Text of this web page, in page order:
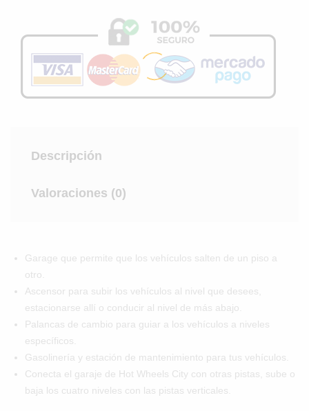
Descripción
Valoraciones (0)
Garage que permite que los vehículos salten de un piso a
otro.
Ascensor para subir los vehículos al nivel que desees,
estacionarse allí o conducir al nivel de más abajo.
Palancas de cambio para guiar a los vehículos a niveles
específicos.
Gasolinería y estación de mantenimiento para tus vehículos.
Conecta el garaje de Hot Wheels City con otras pistas, sube o
baja los cuatro niveles con las pistas verticales.